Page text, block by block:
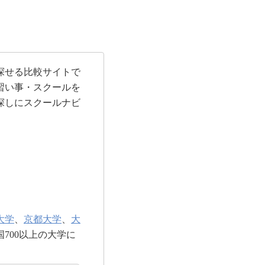
せる比較サイトで
い事・スクールを
しにスクールナビ
学 京都大学
大
以上の大学に